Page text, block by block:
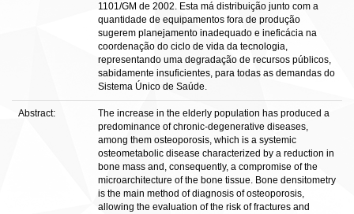
1101/GM de 2002. Esta má distribuição junto com a
quantidade de equipamentos fora de produção
sugerem planejamento inadequado e ineficácia na
coordenação do ciclo de vida da tecnologia,
representando uma degradação de recursos públicos,
sabidamente insuficientes, para todas as demandas do
Sistema Único de Saúde.
Abstract:
The increase in the elderly population has produced a
predominance of chronic-degenerative diseases,
among them osteoporosis, which is a systemic
osteometabolic disease characterized by a reduction in
bone mass and, consequently, a compromise of the
microarchitecture of the bone tissue. Bone densitometry
is the main method of diagnosis of osteoporosis,
allowing the evaluation of the risk of fractures and